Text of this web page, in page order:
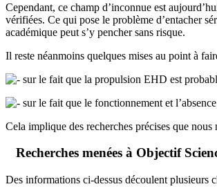
Cependant, ce champ d’inconnue est
vérifiées. Ce qui pose le problème d’entacher
académique peut s’y pencher sans risque.
Il reste néanmoins quelques mises au point à
sur le fait que la propulsion EHD est
sur le fait que le fonctionnement et
Cela implique des recherches précises que nous
Recherches menées à Objectif
Des informations ci-dessus découlent plusieurs